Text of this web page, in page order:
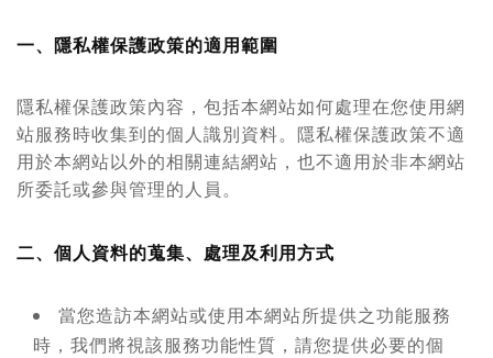
一、隱私權保護政策的適用範圍
隱私權保護政策內容，包括本網站如何處理在您使用網
站服務時收集到的個人識別資料。隱私權保護政策不適
用於本網站以外的相關連結網站，也不適用於非本網站
所委託或參與管理的人員。
二、個人資料的蒐集、處理及利用方式
當您造訪本網站或使用本網站所提供之功能服務
時，我們將視該服務功能性質，請您提供必要的個